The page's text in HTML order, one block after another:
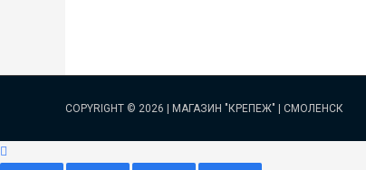
COPYRIGHT © 2026 | МАГАЗИН "КРЕПЕЖ" | СМОЛЕНСК